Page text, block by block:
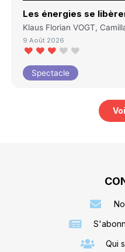
Les énergies se
Klaus Florian VOGT,
9 Août 2026
Spectacle
Qui